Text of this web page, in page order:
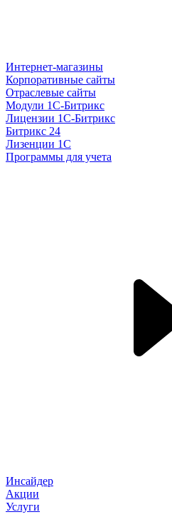
Интернет-магазины
Корпоративные сайты
Отраслевые сайты
Модули 1С-Битрикс
Лицензии 1С-Битрикс
Битрикс 24
Лизенции 1С
Программы для учета
Инсайдер
Акции
Услуги